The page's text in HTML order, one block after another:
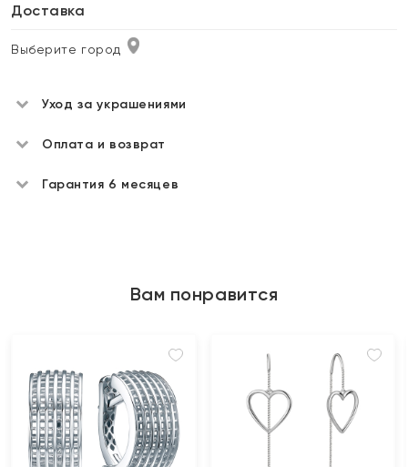
Доставка
Выберите город
Уход за украшениями
Оплата и возврат
Гарантия 6 месяцев
Вам понравится